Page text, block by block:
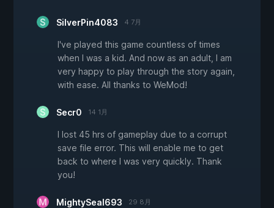
SilverPin4083 4 7月
I've played this game countless of times
when I was a kid. And now as an adult, I am
very happy to play through the story again,
with ease. All thanks to WeMod!
Secr0 14 1月
I lost 45 hrs of gameplay due to a corrupt
save file error. This will enable me to get
back to where I was very quickly. Thank
you!
MightySeal693 29 8月